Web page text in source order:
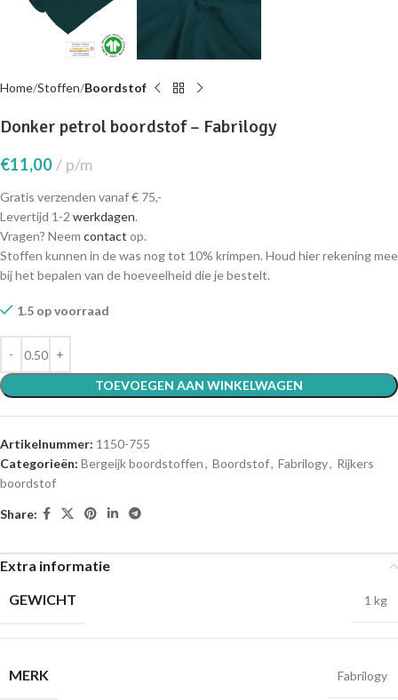
Home Stoffen Boordstof
Donker petrol boordstof – Fabrilogy
€11,00 p/m
Gratis verzenden vanaf € 75,-
Levertijd 1-2 werkdagen.
Vragen? Neem contact op.
Stoffen kunnen in de was nog tot 10% krimpen. Houd hier rekening mee
bij het bepalen van de hoeveelheid die je bestelt.
1.5 op voorraad
TOEVOEGEN AAN WINKELWAGEN
Artikelnummer: 1150-755
Categorieën: Bergeijk boordstoffen, Boordstof, Fabrilogy, Rijkers
boordstof
Share:
Extra informatie
GEWICHT
1 kg
MERK Fabrilogy